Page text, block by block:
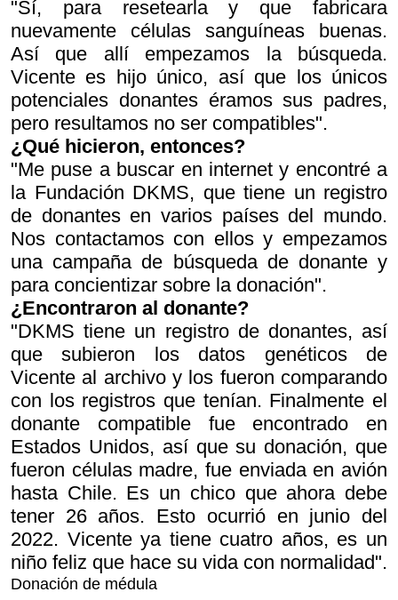
"Sí, para resetearla y que fabricara
nuevamente células sanguíneas buenas.
Así que allí empezamos la búsqueda.
Vicente es hijo único, así que los únicos
potenciales donantes éramos sus padres,
pero resultamos no ser compatibles".
¿Qué hicieron, entonces?
"Me puse a buscar en internet y encontré a
la Fundación DKMS, que tiene un registro
de donantes en varios países del mundo.
Nos contactamos con ellos y empezamos
una campaña de búsqueda de donante y
para concientizar sobre la donación".
¿Encontraron al donante?
"DKMS tiene un registro de donantes, así
que subieron los datos genéticos de
Vicente al archivo y los fueron comparando
con los registros que tenían. Finalmente el
donante compatible fue encontrado en
Estados Unidos, así que su donación, que
fueron células madre, fue enviada en avión
hasta Chile. Es un chico que ahora debe
tener 26 años. Esto ocurrió en junio del
2022. Vicente ya tiene cuatro años, es un
niño feliz que hace su vida con normalidad".
Donación de médula